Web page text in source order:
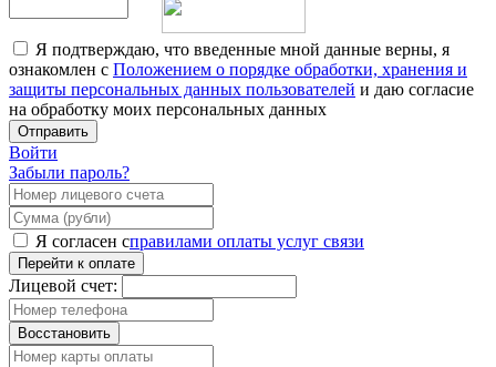
Я подтверждаю, что введенные мной данные верны, я
ознакомлен с Положением о порядке обработки, хранения и
защиты персональных данных пользователей и даю согласие
на обработку моих персональных данных
Отправить
Войти
Забыли пароль?
Я согласен справилами оплаты услуг связи
Перейти к оплате
Лицевой счет:
Восстановить